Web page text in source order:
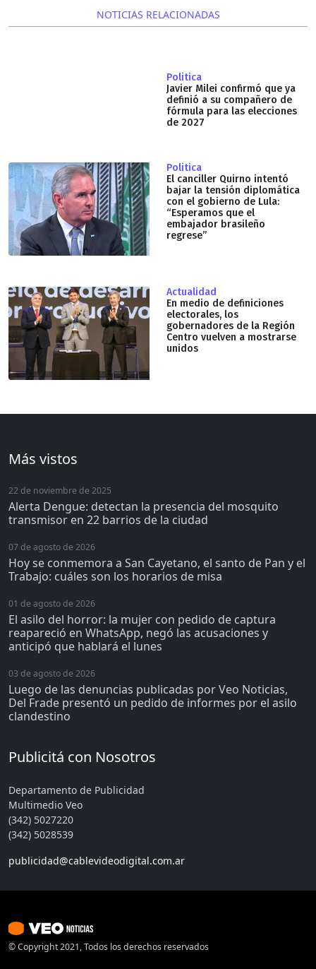
NOTICIAS RELACIONADAS
Politica
Javier Milei confirmó que ya
definió a su compañero de
fórmula para las elecciones
de 2027
Politica
El canciller Quirno intentó
bajar la tensión diplomática
con el gobierno de Lula:
“Esperamos que el
embajador brasileño
regrese”
Actualidad
En medio de definiciones
electorales, los
gobernadores de la Región
Centro vuelven a mostrarse
unidos
Más vistos
22 de noviembre de 2025
Alerta Dengue: detectan la presencia del mosquito
transmisor en 22 barrios de la ciudad
07 de agosto de 2026
Hoy se conmemora a San Cayetano, el santo de Pan y el
Trabajo: cuáles son los horarios de misa
01 de agosto de 2026
El asilo del horror: la mujer con pedido de captura
reapareció en WhatsApp, negó las acusaciones y
anticipó que hablará el lunes
03 de agosto de 2026
Luego de las denuncias publicadas por Veo Noticias,
Del Frade presentó un pedido de informes por el asilo
clandestino
Publicitá con Nosotros
Departamento de Publicidad
Multimedio Veo
(342) 5027220
(342) 5028539
publicidad@cablevideodigital.com.ar
© Copyright 2021, Todos los derechos reservados